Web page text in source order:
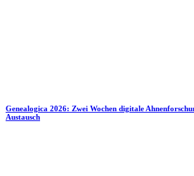
Genealogica 2026: Zwei Wochen digitale
Austausch